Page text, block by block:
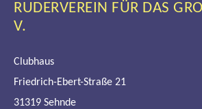
RUDERVEREIN FÜR DAS
.
Clubhaus
Friedrich-Ebert-Straße 21
31319 Sehnde